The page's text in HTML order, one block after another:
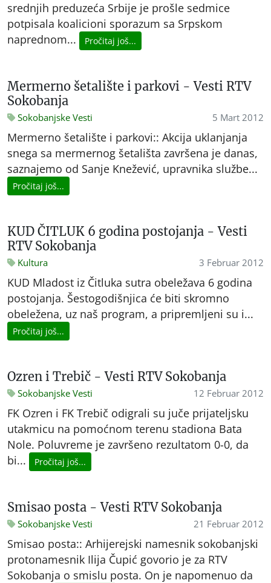
srednjih preduzeća Srbije je prošle sedmice
potpisala koalicioni sporazum sa Srpskom
naprednom...
Pročitaj još...
Mermerno šetalište i parkovi - Vesti RTV
Sokobanja
Sokobanjske Vesti 5 Mart 2012
Mermerno šetalište i parkovi:: Akcija uklanjanja
snega sa mermernog šetališta završena je danas,
saznajemo od Sanje Knežević, upravnika službe...
Pročitaj još...
KUD ČITLUK 6 godina postojanja - Vesti
RTV Sokobanja
Kultura 3 Februar 2012
KUD Mladost iz Čitluka sutra obeležava 6 godina
postojanja. Šestogodišnjica će biti skromno
obeležena, uz naš program, a pripremljeni su i...
Pročitaj još...
Ozren i Trebič - Vesti RTV Sokobanja
Sokobanjske Vesti 12 Februar 2012
FK Ozren i FK Trebič odigrali su juče prijateljsku
utakmicu na pomoćnom terenu stadiona Bata
Nole. Poluvreme je završeno rezultatom 0-0, da
bi...
Pročitaj još...
Smisao posta - Vesti RTV Sokobanja
Sokobanjske Vesti 21 Februar 2012
Smisao posta:: Arhijerejski namesnik sokobanjski
protonamesnik Ilija Čupić govorio je za RTV
Sokobanja o smislu posta. On je napomenuo da